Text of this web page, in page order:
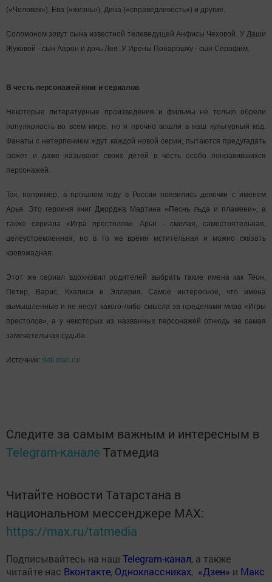
(«Человек»), Ева («жизнь»), Дина («справедливость») и другие.
Соломоном зовут сына известной телеведущей Анфисы Чеховой. У Даши
Жуковой - сын Аарон и дочь Лея. У Ирены Понарошку - сын Серафим.
В честь персонажей книг и сериалов
Некоторые литературные произведения и фильмы не только обрели
популярность во всем мире, но и прочно вошли в наш культурный код.
Фанаты с нетерпением ждут каждой новой серии, пытаются предугадать
сюжет и даже называют своих детей в честь особо понравившихся
персонажей.
Так, например, в прошлом году в России появились девочки с именем
Арья. Это героиня книг Джорджа Мартина «Песнь льда и пламени», а
также сериала «Игра престолов». Арья - смелая, самостоятельная,
целеустремленная, но в то же время мстительная и можно сказать
кровожадная.
Этот же сериал вдохновил родителей выбрать такие имена как Теон,
Петир, Варис, Кхалиси и Эллария. Самое интересное, что имена
вымышленные и не несут какого-либо смысла за пределами мира «Игры
престолов», а у некоторых из названных персонажей отнюдь не самая
замечательная судьба.
Источник: deti.mail.ru/
Следите за самым важным и интересным в
Telegram-канале Татмедиа
Читайте новости Татарстана в
национальном мессенджере MАХ:
https://max.ru/tatmedia
Подписывайтесь на наш Telegram-канал, а также
читайте нас Вконтакте, Одноклассниках, «Дзен» и Макс